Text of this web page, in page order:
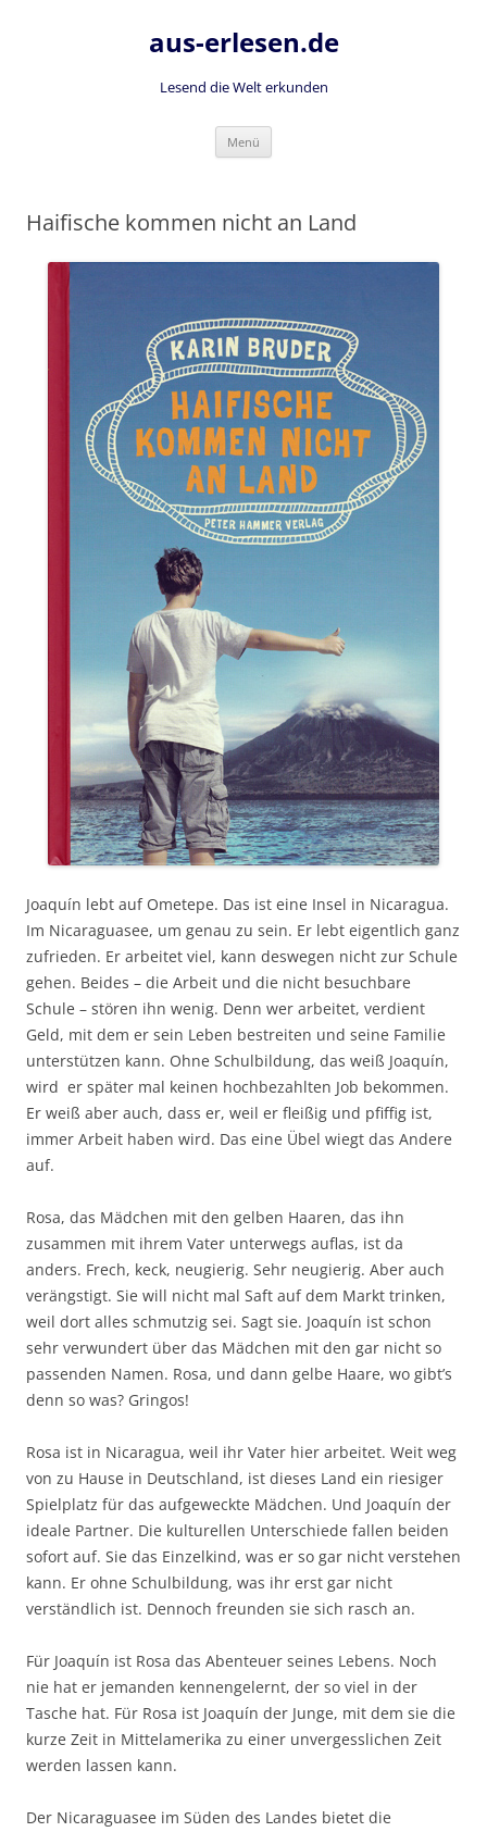
aus-erlesen.de
Lesend die Welt erkunden
Menü
Haifische kommen nicht an Land
Joaquín lebt auf Ometepe. Das ist eine Insel in Nicaragua.
Im Nicaraguasee, um genau zu sein. Er lebt eigentlich ganz
zufrieden. Er arbeitet viel, kann deswegen nicht zur Schule
gehen. Beides – die Arbeit und die nicht besuchbare
Schule – stören ihn wenig. Denn wer arbeitet, verdient
Geld, mit dem er sein Leben bestreiten und seine Familie
unterstützen kann. Ohne Schulbildung, das weiß Joaquín,
wird er später mal keinen hochbezahlten Job bekommen.
Er weiß aber auch, dass er, weil er fleißig und pfiffig ist,
immer Arbeit haben wird. Das eine Übel wiegt das Andere
auf.
Rosa, das Mädchen mit den gelben Haaren, das ihn
zusammen mit ihrem Vater unterwegs auflas, ist da
anders. Frech, keck, neugierig. Sehr neugierig. Aber auch
verängstigt. Sie will nicht mal Saft auf dem Markt trinken,
weil dort alles schmutzig sei. Sagt sie. Joaquín ist schon
sehr verwundert über das Mädchen mit den gar nicht so
passenden Namen. Rosa, und dann gelbe Haare, wo gibt’s
denn so was? Gringos!
Rosa ist in Nicaragua, weil ihr Vater hier arbeitet. Weit weg
von zu Hause in Deutschland, ist dieses Land ein riesiger
Spielplatz für das aufgeweckte Mädchen. Und Joaquín der
ideale Partner. Die kulturellen Unterschiede fallen beiden
sofort auf. Sie das Einzelkind, was er so gar nicht verstehen
kann. Er ohne Schulbildung, was ihr erst gar nicht
verständlich ist. Dennoch freunden sie sich rasch an.
Für Joaquín ist Rosa das Abenteuer seines Lebens. Noch
nie hat er jemanden kennengelernt, der so viel in der
Tasche hat. Für Rosa ist Joaquín der Junge, mit dem sie die
kurze Zeit in Mittelamerika zu einer unvergesslichen Zeit
werden lassen kann.
Der Nicaraguasee im Süden des Landes bietet die